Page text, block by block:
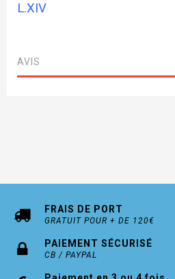
L.XIV
AVIS
FRAIS DE PORT
GRATUIT POUR + DE 120€
PAIEMENT SÉCURISÉ
CB / PAYPAL